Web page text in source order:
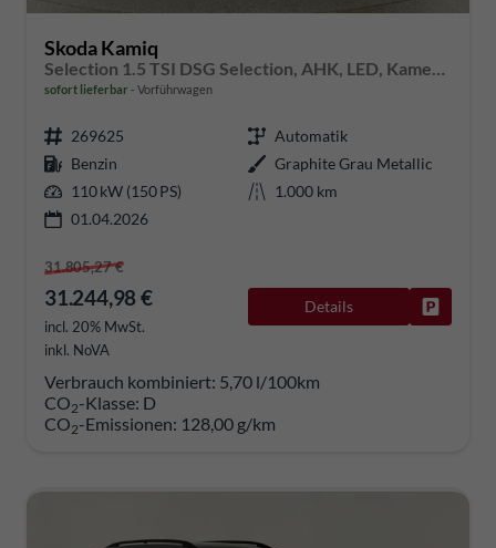
Skoda Kamiq
Selection 1.5 TSI DSG Selection, AHK, LED, Kamera, Ladeboden, Winter, 16-Zoll
sofort lieferbar Vorführwagen
269625
Automatik
Benzin
Graphite Grau Metallic
110 kW (150 PS)
1.000 km
01.04.2026
31.805,27 €
31.244,98 €
incl. 20% MwSt.
inkl. NoVA
Details
Verbrauch kombiniert: 5,70 l/100km
CO2-Klasse: D
CO2-Emissionen: 128,00 g/km